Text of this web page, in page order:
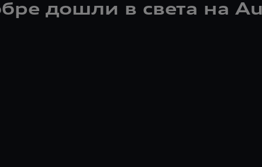
дошли в света на